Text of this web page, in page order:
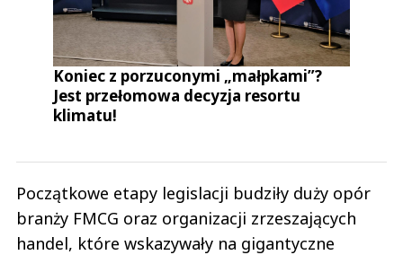
Koniec z porzuconymi „małpkami”?
Jest przełomowa decyzja resortu
klimatu!
Początkowe etapy legislacji budziły duży opór
branży FMCG oraz organizacji zrzeszających
handel, które wskazywały na gigantyczne